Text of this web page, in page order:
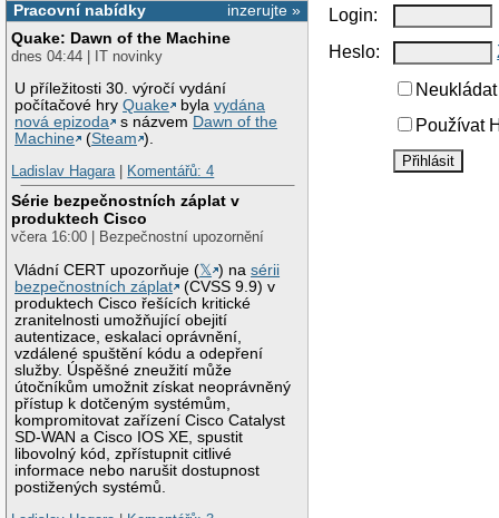
inzerujte »
Pracovní nabídky
Quake: Dawn of the Machine
dnes 04:44 | IT novinky
U příležitosti 30. výročí vydání
počítačové hryQuake bylavydána
nová epizoda
s názvem Dawn of the
Machine
(Steam ).
Ladislav Hagara| Komentářů: 4
Série bezpečnostních záplat v
produktech Cisco
včera 16:00 | Bezpečnostní upozornění
Vládní CERT upozorňuje (𝕏 ) nasérii
bezpečnostních záplat
(CVSS 9.9) v
produktech Cisco řešících kritické
zranitelnosti umožňující obejití
autentizace, eskalaci oprávnění,
vzdálené spuštění kódu a odepření
služby. Úspěšné zneužití může
útočníkům umožnit získat neoprávněný
přístup k dotčeným systémům,
kompromitovat zařízení Cisco Catalyst
SD-WAN a Cisco IOS XE, spustit
libovolný kód, zpřístupnit citlivé
informace nebo narušit dostupnost
postižených systémů.
Login:
Heslo:
Používat